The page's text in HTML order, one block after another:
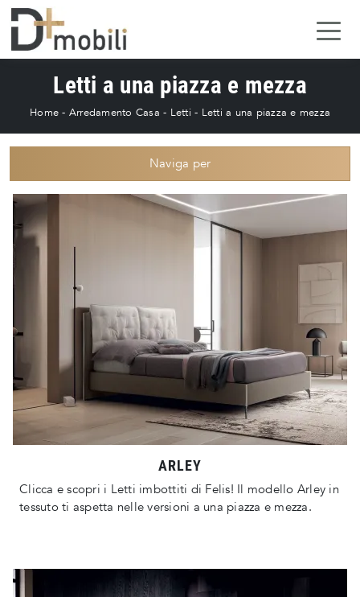
Letti a una piazza e mezza
Home - Arredamento Casa - Letti - Letti a una piazza e mezza
Naviga per
ARLEY
Clicca e scopri i Letti imbottiti di Felis! Il modello Arley in
tessuto ti aspetta nelle versioni a una piazza e mezza.